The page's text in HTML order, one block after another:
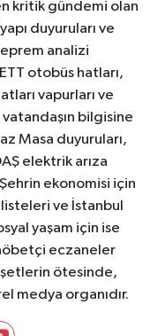
kritik gündemi olan
duyuruları ve
analizi
otobüs hatları,
vapurları ve
bilgisine
Masa duyuruları,
elektrik arıza
ekonomisi için
ve İstanbul
yaşam için ise
eczaneler
ötesinde,
medya organıdır.